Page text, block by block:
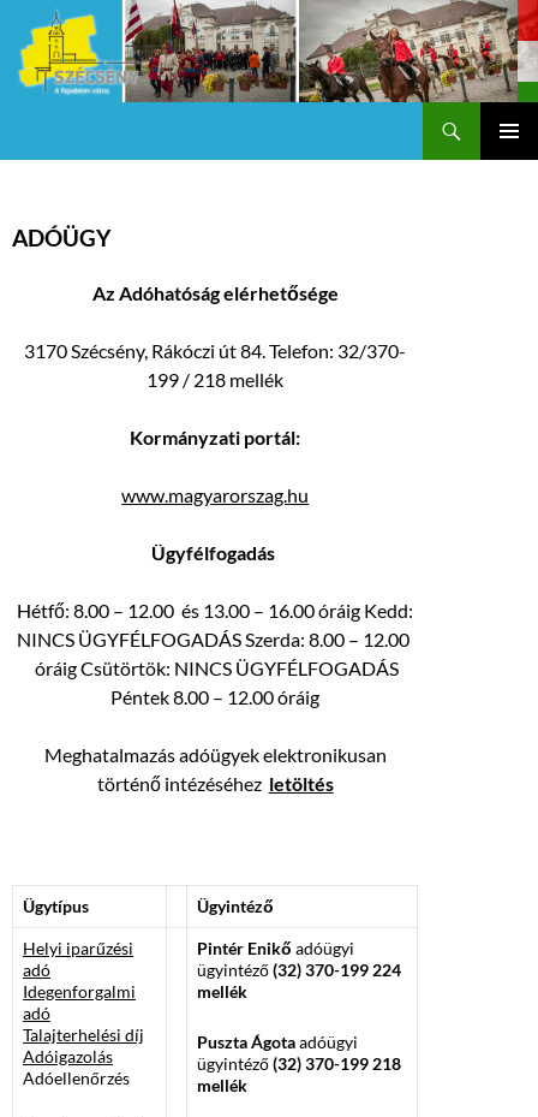
ADÓÜGY
Az Adóhatóság elérhetősége
3170 Szécsény, Rákóczi út 84. Telefon: 32/370-
199 / 218 mellék
Kormányzati portál:
www.magyarorszag.hu
Ügyfélfogadás
Hétfő: 8.00 – 12.00 és 13.00 – 16.00 óráig Kedd:
NINCS ÜGYFÉLFOGADÁS Szerda: 8.00 – 12.00
óráig Csütörtök: NINCS ÜGYFÉLFOGADÁS
Péntek 8.00 – 12.00 óráig
Meghatalmazás adóügyek elektronikusan
történő intézéséhez letöltés
Ügytípus Ügyintéző
Helyi iparűzési
adó
Idegenforgalmi
adó
Talajterhelési díj
Adóigazolás
Adóellenőrzés
Pintér Enikő adóügyi
ügyintéző(32) 370-199 224
mellék
Puszta Ágotaadóügyi
ügyintéző(32) 370-199 218
mellék